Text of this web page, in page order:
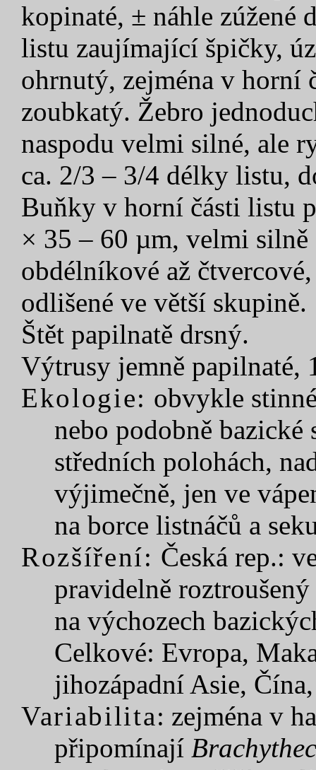
kopinaté, ± náhle zúžené
listu zaujímající špičky,
ohrnutý, zejména v horní
zoubkatý. Žebro
naspodu velmi silné, ale
ca. 2/3 – 3/4 délky listu,
Buňky v horní části listu
× 35 – 60 µm, velmi
obdélníkové až
odlišené ve větší skupině.
Štět papilnatě drsný.
Výtrusy jemně papilnaté,
Ekologie: obvykle
nebo podobně
středních polohách,
výjimečně, jen ve
na borce listnáčů a
Rozšíření: Česká rep.:
pravidelně
na výchozech
Celkové: Evropa,
jihozápadní Asie,
Variabilita: zejména v
připomínají